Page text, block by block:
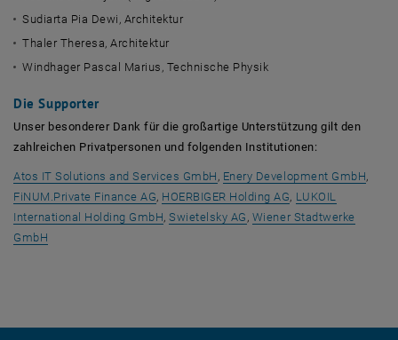
Sudiarta Pia Dewi, Architektur
Thaler Theresa, Architektur
Windhager Pascal Marius, Technische Physik
DieSupporter
Unser besonderer Dank für die großartige Unterstützung gilt den
zahlreichen Privatpersonen und folgenden Institutionen:
Atos IT Solutions and Services GmbH , öffnet eine externe URL in
, Enery Development GmbH,
FiNUM.Private Finance AG , öffnet eine externe URL in einem neuen
, HOERBIGER Holding AG , öffnet eine
, LUKOIL
International Holding GmbH , öffnet eine externe URL in einem neuen
,Swietelsky AG , öffnet eine externe URL
, Wiener Stadtwerke
GmbH